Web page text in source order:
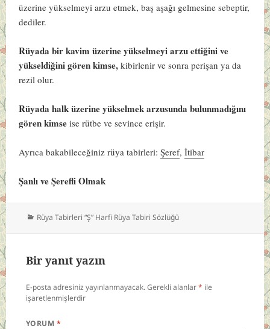
üzerine yükselmeyi arzu etmek, baş aşağı gelmesine sebeptir,
dediler.
Rüyada bir kavim üzerine yükselmeyi arzu ettiğini ve
yükseldiğini gören kimse, kibirlenir ve sonra perişan ya da
rezil olur.
Rüyada halk üzerine yükselmek arzusunda bulunmadığını
gören kimseise rütbe ve sevince erişir.
Ayrıca bakabileceğiniz rüya tabirleri:Şeref,İtibar
Şanlı ve Şerefli Olmak
Kategoriler
Rüya Tabirleri “Ş” Harfi Rüya Tabiri Sözlüğü
Bir yanıt yazın
E-posta adresiniz yayınlanmayacak.Gerekli alanlar* ile
işaretlenmişlerdir
YORUM *